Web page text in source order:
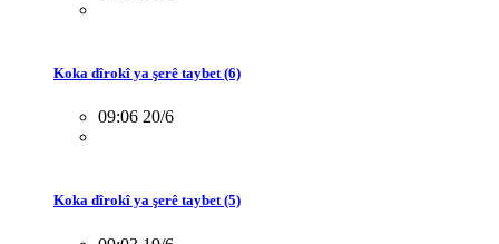
Koka dîrokî ya şerê taybet (6)
09:06 20/6
Koka dîrokî ya şerê taybet (5)